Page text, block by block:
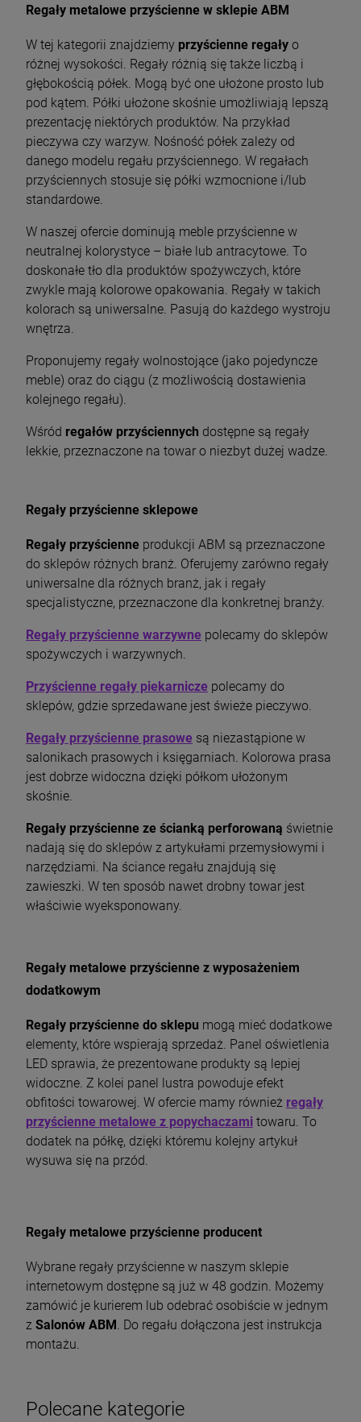
Regały metalowe przyścienne w sklepie ABM
W tej kategorii znajdziemy przyścienne regały o
różnej wysokości. Regały różnią się także liczbą i
głębokością półek. Mogą być one ułożone prosto lub
pod kątem. Półki ułożone skośnie umożliwiają lepszą
prezentację niektórych produktów. Na przykład
pieczywa czy warzyw. Nośność półek zależy od
danego modelu regału przyściennego. W regałach
przyściennych stosuje się półki wzmocnione i/lub
standardowe.
W naszej ofercie dominują meble przyścienne w
neutralnej kolorystyce – białe lub antracytowe. To
doskonałe tło dla produktów spożywczych, które
zwykle mają kolorowe opakowania. Regały w takich
kolorach są uniwersalne. Pasują do każdego wystroju
wnętrza.
Proponujemy regały wolnostojące (jako pojedyncze
meble) oraz do ciągu (z możliwością dostawienia
kolejnego regału).
Wśród regałów przyściennych dostępne są regały
lekkie, przeznaczone na towar o niezbyt dużej wadze.
Regały przyścienne sklepowe
Regały przyścienne produkcji ABM są przeznaczone
do sklepów różnych branż. Oferujemy zarówno regały
uniwersalne dla różnych branż, jak i regały
specjalistyczne, przeznaczone dla konkretnej branży.
Regały przyścienne warzywne polecamy do sklepów
spożywczych i warzywnych.
Przyścienne regały piekarnicze polecamy do
sklepów, gdzie sprzedawane jest świeże pieczywo.
Regały przyścienne prasowe są niezastąpione w
salonikach prasowych i księgarniach. Kolorowa prasa
jest dobrze widoczna dzięki półkom ułożonym
skośnie.
Regały przyścienne ze ścianką perforowaną świetnie
nadają się do sklepów z artykułami przemysłowymi i
narzędziami. Na ściance regału znajdują się
zawieszki. W ten sposób nawet drobny towar jest
właściwie wyeksponowany.
Regały metalowe przyścienne z wyposażeniem
dodatkowym
Regały przyścienne do sklepu mogą mieć dodatkowe
elementy, które wspierają sprzedaż. Panel oświetlenia
LED sprawia, że prezentowane produkty są lepiej
widoczne. Z kolei panel lustra powoduje efekt
obfitości towarowej. W ofercie mamy również regały
przyścienne metalowe z popychaczami towaru. To
dodatek na półkę, dzięki któremu kolejny artykuł
wysuwa się na przód.
Regały metalowe przyścienne producent
Wybrane regały przyścienne w naszym sklepie
internetowym dostępne są już w 48 godzin. Możemy
zamówić je kurierem lub odebrać osobiście w jednym
z Salonów ABM . Do regału dołączona jest instrukcja
montażu.
Polecane kategorie